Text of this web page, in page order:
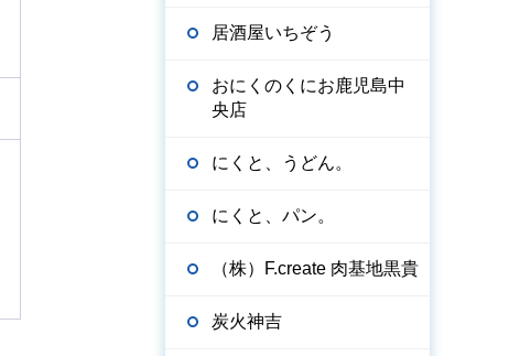
居酒屋いちぞう
おにくのくにお鹿児島中
央店
にくと、うどん。
にくと、パン。
（株）F.create 肉基地黒貴
炭火神吉